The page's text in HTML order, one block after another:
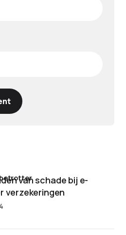
van schade bij e-
verzekeringen